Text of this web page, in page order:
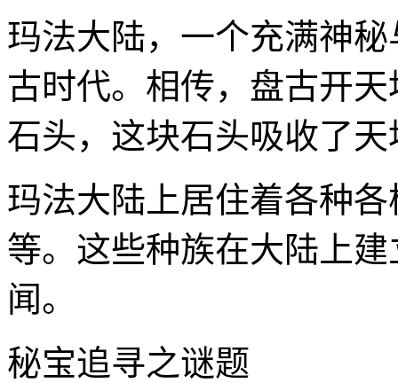
玛法大陆，一个充满神
古时代。相传，盘古开
石头，这块石头吸收了
玛法大陆上居住着各种
等。这些种族在大陆上
闻。
秘宝追寻之谜题